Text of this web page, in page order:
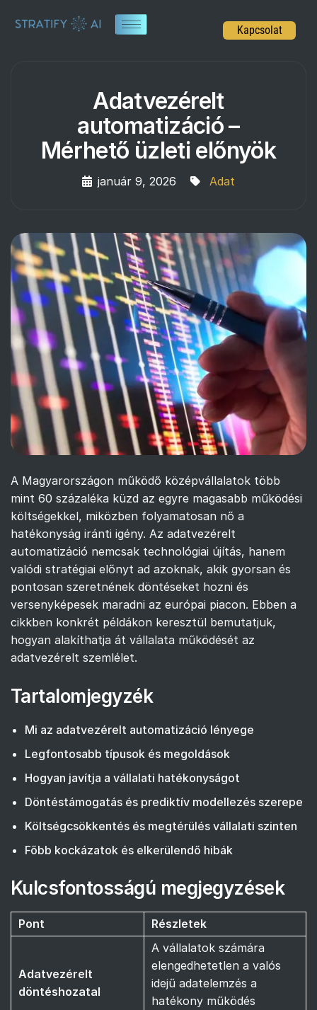
Kapcsolat
Adatvezérelt
automatizáció –
Mérhető üzleti előnyök
január 9, 2026 Adat
A Magyarországon működő középvállalatok több
mint 60 százaléka küzd az egyre magasabb működési
költségekkel, miközben folyamatosan nő a
hatékonyság iránti igény. Az adatvezérelt
automatizáció nemcsak technológiai újítás, hanem
valódi stratégiai előnyt ad azoknak, akik gyorsan és
pontosan szeretnének döntéseket hozni és
versenyképesek maradni az európai piacon. Ebben a
cikkben konkrét példákon keresztül bemutatjuk,
hogyan alakíthatja át vállalata működését az
adatvezérelt szemlélet.
Tartalomjegyzék
Mi az adatvezérelt automatizáció lényege
Legfontosabb típusok és megoldások
Hogyan javítja a vállalati hatékonyságot
Döntéstámogatás és prediktív modellezés szerepe
Költségcsökkentés és megtérülés vállalati szinten
Főbb kockázatok és elkerülendő hibák
Kulcsfontosságú megjegyzések
Pont Részletek
Adatvezérelt
döntéshozatal
A vállalatok számára
elengedhetetlen a valós
idejű adatelemzés a
hatékony működés